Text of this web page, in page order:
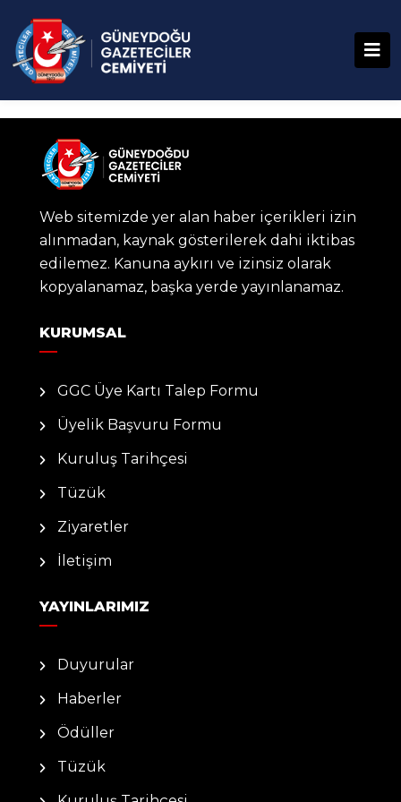
Web sitemizde yer alan haber içerikleri izin
alınmadan, kaynak gösterilerek dahi iktibas
edilemez. Kanuna aykırı ve izinsiz olarak
kopyalanamaz, başka yerde yayınlanamaz.
KURUMSAL
GGC Üye Kartı Talep Formu
Üyelik Başvuru Formu
Kuruluş Tarihçesi
Tüzük
Ziyaretler
İletişim
YAYINLARIMIZ
Duyurular
Haberler
Ödüller
Tüzük